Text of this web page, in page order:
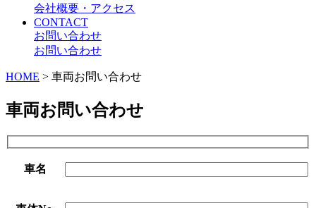
会社概要・アクセス
CONTACT
お問い合わせ
お問い合わせ
HOME > 車両お問い合わせ
車両お問い合わせ
車名